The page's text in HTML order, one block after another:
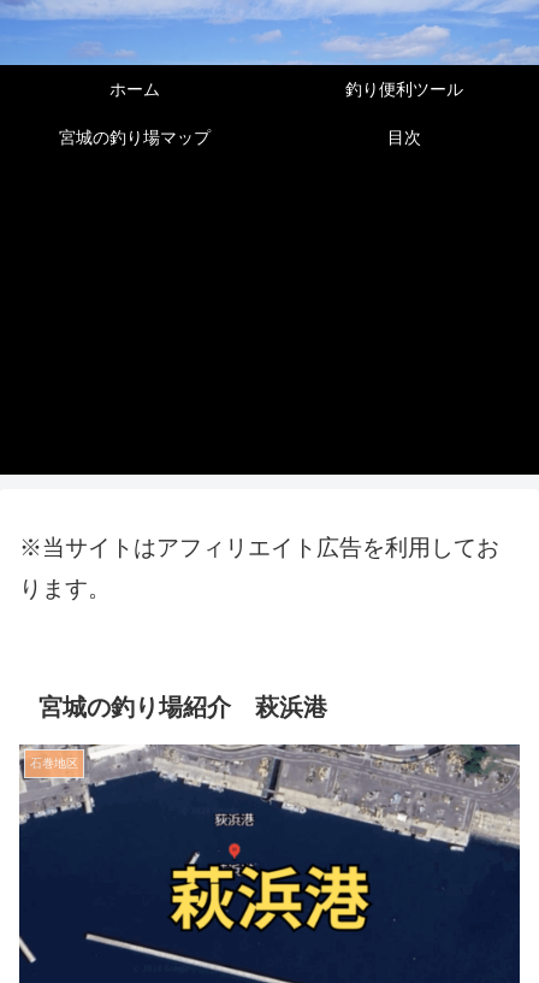
ホーム 釣り便利ツール
宮城の釣り場マップ 目次
※当サイトはアフィリエイト広告を利用してお
ります。
宮城の釣り場紹介 萩浜港
石巻地区